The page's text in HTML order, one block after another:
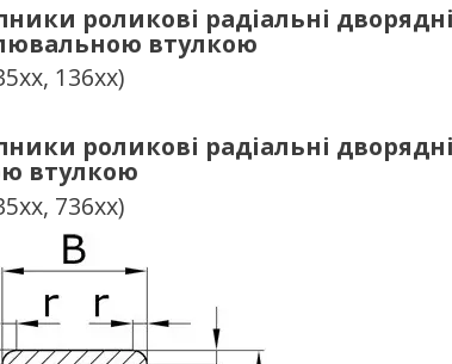
роликові радіальні
втулкою
136хх)
роликові радіальні
втулкою
736хх)